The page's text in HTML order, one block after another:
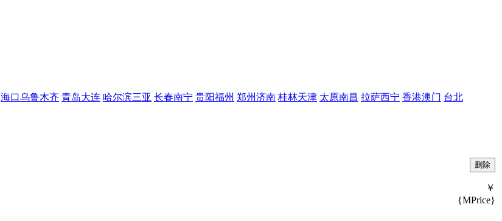
海口乌鲁木齐 青岛大连 哈尔滨三亚 长春南宁 贵阳福州 郑州济南 桂林天津 太原南昌 拉萨西宁 香港澳门 台北
￥
{MPrice}